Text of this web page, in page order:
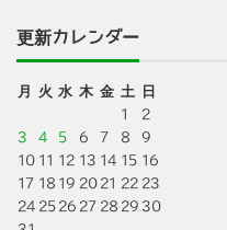
更新カレンダー
月 火 水 木 金 土
日
1
2
3
4 5 6 7 8
9
10 11 12 13 14 15 16
17 18 19 20 21 22 23
24 25 26 27 28 29 30